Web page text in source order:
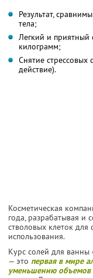
Результат,
тела;
Легкий и приятный
килограмм;
Снятие стрессовых
действие).
Косметическая
года, разрабатывая и
стволовых клеток
использования.
Курс солей для ванны
— это первая в мире
уменьшению объемов